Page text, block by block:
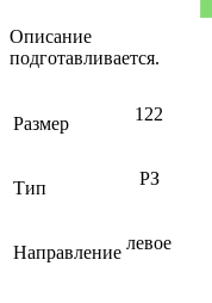
Описание
подготавливается.
Размер 122
Тип РЗ
Направление левое